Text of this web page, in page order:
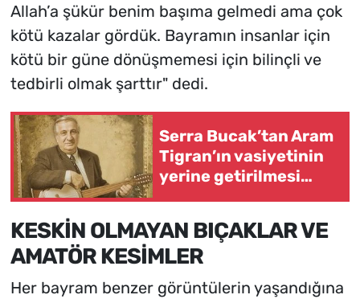
Allah’a şükür benim başıma gelmedi ama çok
kötü kazalar gördük. Bayramın insanlar için
kötü bir güne dönüşmemesi için bilinçli ve
tedbirli olmak şarttır" dedi.
Serra Bucak’tan Aram
Tigran’ın vasiyetinin
yerine getirilmesi
KESKİN OLMAYAN BIÇAKLAR VE
AMATÖR KESİMLER
Her bayram benzer görüntülerin yaşandığına